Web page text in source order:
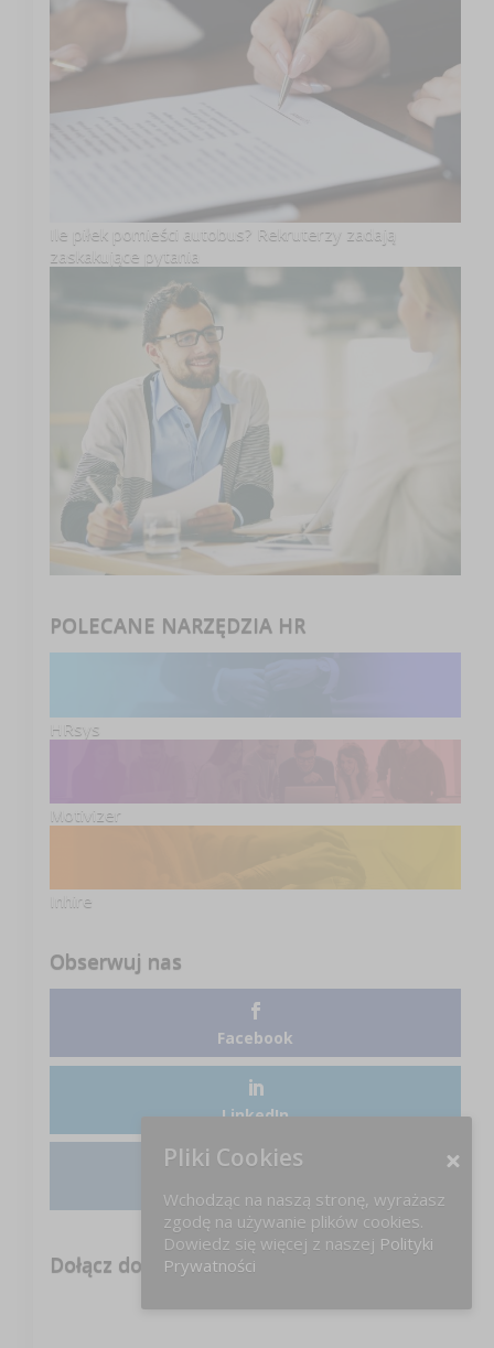
Ile piłek pomieści autobus? Rekruterzy zadają
zaskakujące pytania
POLECANE NARZĘDZIA HR
HRsys
Motivizer
Inhire
Obserwuj nas
Facebook
LinkedIn
Instagram
Dołącz do nas na FB!
Pliki Cookies
Wchodząc na naszą stronę, wyrażasz
zgodę na używanie plików cookies.
Dowiedz się więcej z naszej Polityki
Prywatności